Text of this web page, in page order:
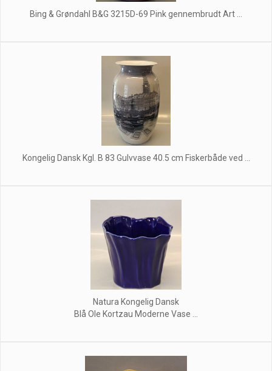
Bing & Grøndahl B&G 3215D-69 Pink gennembrudt Art ...
Kongelig Dansk Kgl. B 83 Gulvvase 40.5 cm Fiskerbåde ved ...
Natura Kongelig Dansk
Blå Ole Kortzau Moderne Vase ...